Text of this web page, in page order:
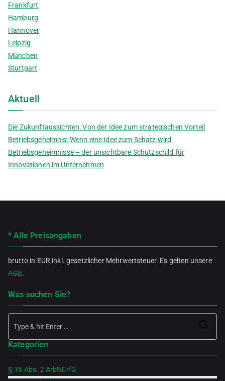
Frankfurt
Hamburg
Hannover
Leipzig
München
Stuttgart
Aktuell
Die Zukunftaussichten: Von der Idee zum strategischen Vorteil
Betriebsgeheimnis: Wenn eine Idee zum Schatz wird
Betriebsgeheimnisse – der unsichtbare Schutzschild für
Innovationen im Unternehmen
* Alle Preisangaben
brutto in EUR inkl. gesetzlicher Mehrwertsteuer. Es gelten unsere
AGB.
Was suchen Sie?
Kategorien
§ 16 Abs. 2 ArbNErfG